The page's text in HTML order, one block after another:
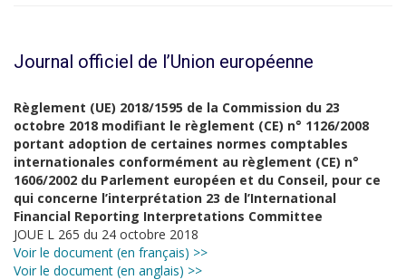
Journal officiel de l’Union européenne
Règlement (UE) 2018/1595 de la Commission du 23
octobre 2018 modifiant le règlement (CE) n° 1126/2008
portant adoption de certaines normes comptables
internationales conformément au règlement (CE) n°
1606/2002 du Parlement européen et du Conseil, pour ce
qui concerne l’interprétation 23 de l’International
Financial Reporting Interpretations Committee
JOUE L 265 du 24 octobre 2018
Voir le document (en français) >>
Voir le document (en anglais) >>